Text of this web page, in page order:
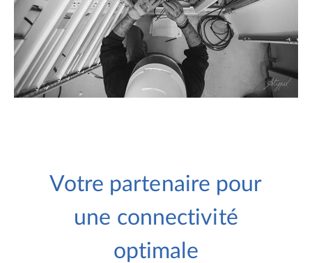
Votre partenaire pour
une connectivité
optimale